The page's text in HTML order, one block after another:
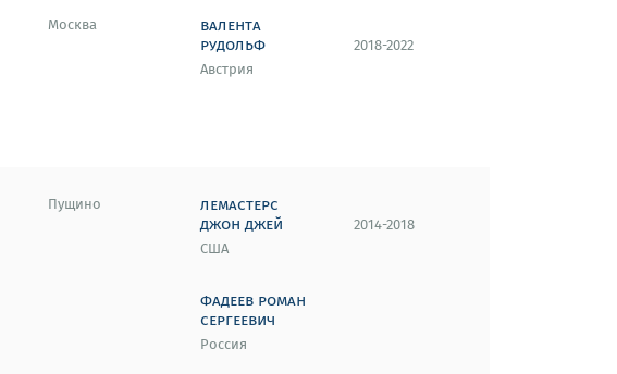
Москва
валента
рудольф
Австрия
2018-2022
Пущино
лемастерс
джон джей
США
фадеев роман
сергеевич
Россия
2014-2018